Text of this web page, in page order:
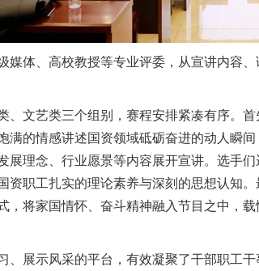
媒体、高校教授等专业评委，从宣讲内容
、文艺类三个组别，赛程安排紧凑有序。
满的情感讲述国资领域砥砺奋进的动人瞬
展理念、行业愿景等内容展开宣讲。选手
资职工扎实的理论素养与深刻的思想认知
，将家国情怀、奋斗精神融入节目之中，
、展示风采的平台，有效凝聚了干部职工